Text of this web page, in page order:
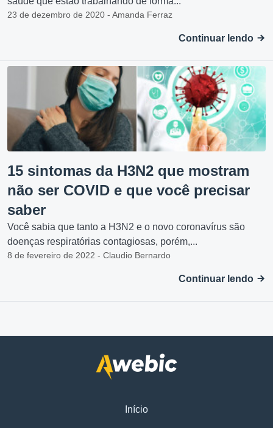
23 de dezembro de 2020 - Amanda Ferraz
Continuar lendo
15 sintomas da H3N2 que mostram
não ser COVID e que você precisar
saber
Você sabia que tanto a H3N2 e o novo coronavírus são
doenças respiratórias contagiosas, porém,...
8 de fevereiro de 2022 - Claudio Bernardo
Continuar lendo
Início